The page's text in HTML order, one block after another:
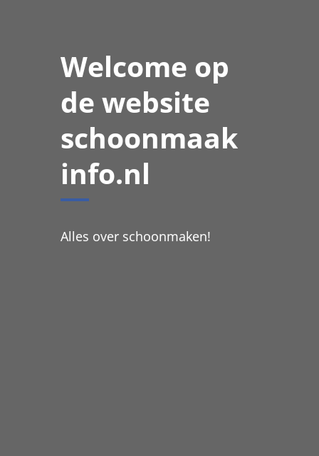
Welcome op
de website
schoonmaak
info.nl
Alles over schoonmaken!